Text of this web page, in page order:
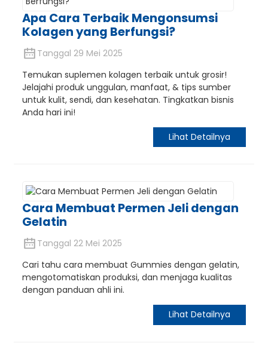
Apa Cara Terbaik Mengonsumsi
Kolagen yang Berfungsi?
Tanggal 29 Mei 2025
Temukan suplemen kolagen terbaik untuk grosir!
Jelajahi produk unggulan, manfaat, & tips sumber
untuk kulit, sendi, dan kesehatan. Tingkatkan bisnis
Anda hari ini!
Lihat Detailnya
Cara Membuat Permen Jeli dengan
Gelatin
Tanggal 22 Mei 2025
Cari tahu cara membuat Gummies dengan gelatin,
mengotomatiskan produksi, dan menjaga kualitas
dengan panduan ahli ini.
Lihat Detailnya